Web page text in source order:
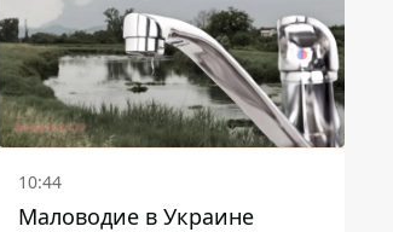
10:44
Маловодие в Украине